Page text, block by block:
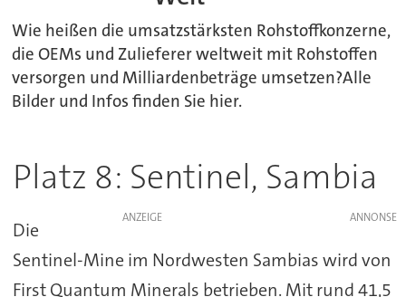
Wie heißen die umsatzstärksten Rohstoffkonzerne,
die OEMs und Zulieferer weltweit mit Rohstoffen
versorgen und Milliardenbeträge umsetzen?Alle
Bilder und Infos finden Sie hier.
Platz 8: Sentinel, Sambia
ANZEIGE
Die
Sentinel-Mine im Nordwesten Sambias wird von
First Quantum Minerals betrieben. Mit rund 41,5